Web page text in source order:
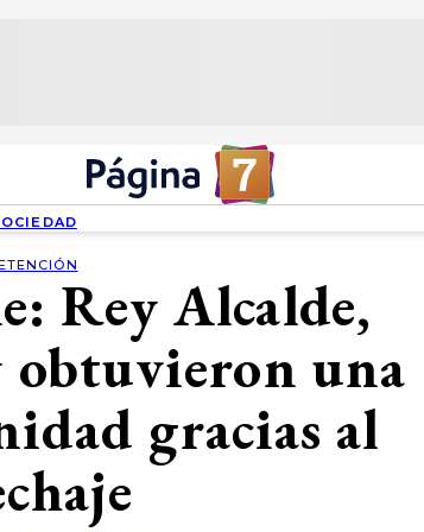
Rey Alcalde,
obtuvieron una
gracias al